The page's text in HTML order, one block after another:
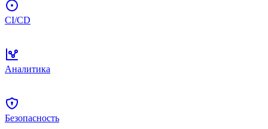
CI/CD
Аналитика
Безопасность